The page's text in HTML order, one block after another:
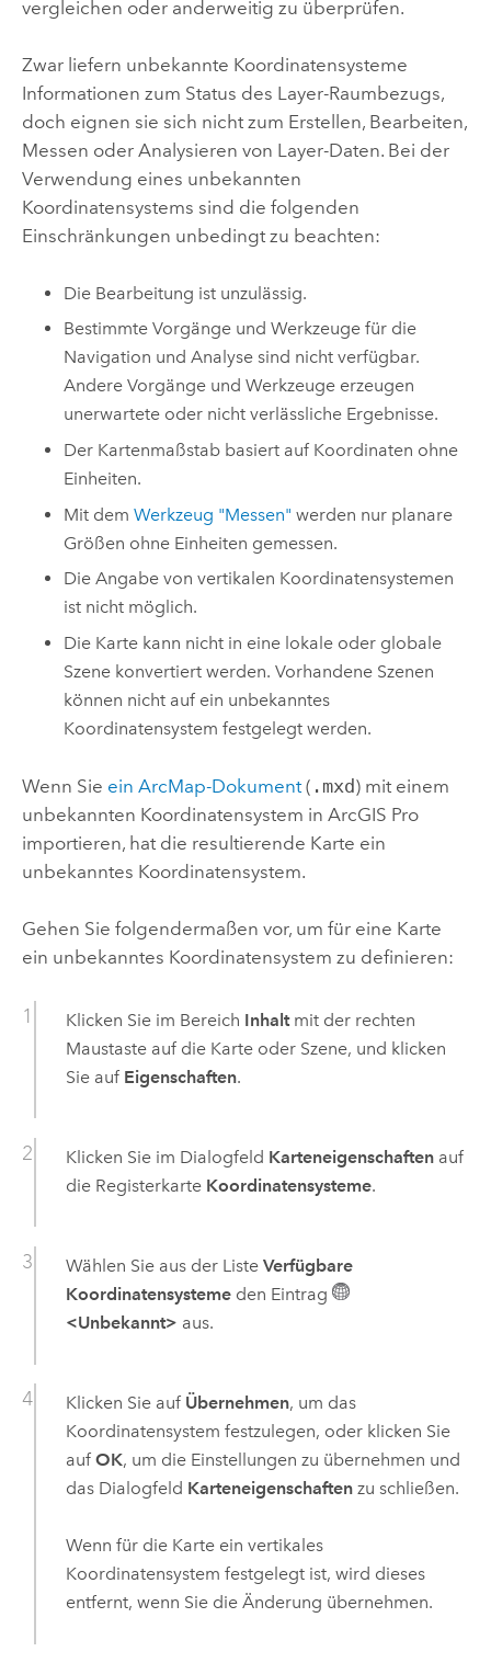
vergleichen oder anderweitig zu überprüfen.
Zwar liefern unbekannte Koordinatensysteme
Informationen zum Status des Layer-Raumbezugs,
doch eignen sie sich nicht zum Erstellen, Bearbeiten,
Messen oder Analysieren von Layer-Daten. Bei der
Verwendung eines unbekannten
Koordinatensystems sind die folgenden
Einschränkungen unbedingt zu beachten:
Die Bearbeitung ist unzulässig.
Bestimmte Vorgänge und Werkzeuge für die
Navigation und Analyse sind nicht verfügbar.
Andere Vorgänge und Werkzeuge erzeugen
unerwartete oder nicht verlässliche Ergebnisse.
Der Kartenmaßstab basiert auf Koordinaten ohne
Einheiten.
Mit demWerkzeug "Messen" werden nur planare
Größen ohne Einheiten gemessen.
Die Angabe von vertikalen Koordinatensystemen
ist nicht möglich.
Die Karte kann nicht in eine lokale oder globale
Szene konvertiert werden. Vorhandene Szenen
können nicht auf ein unbekanntes
Koordinatensystem festgelegt werden.
Wenn Sie ein ArcMap-Dokument( .mxd ) mit einem
unbekannten Koordinatensystem in ArcGIS Pro
importieren, hat die resultierende Karte ein
unbekanntes Koordinatensystem.
Gehen Sie folgendermaßen vor, um für eine Karte
ein unbekanntes Koordinatensystem zu definieren:
Klicken Sie im Bereich Inhaltmit der rechten
Maustaste auf die Karte oder Szene, und klicken
Sie auf Eigenschaften.
Klicken Sie im Dialogfeld Karteneigenschaftenauf
die Registerkarte Koordinatensysteme.
Wählen Sie aus der Liste Verfügbare
Koordinatensystemeden Eintrag
<Unbekannt> aus.
Klicken Sie auf Übernehmen, um das
Koordinatensystem festzulegen, oder klicken Sie
auf OK, um die Einstellungen zu übernehmen und
das Dialogfeld Karteneigenschaftenzu schließen.
Wenn für die Karte ein vertikales
Koordinatensystem festgelegt ist, wird dieses
entfernt, wenn Sie die Änderung übernehmen.